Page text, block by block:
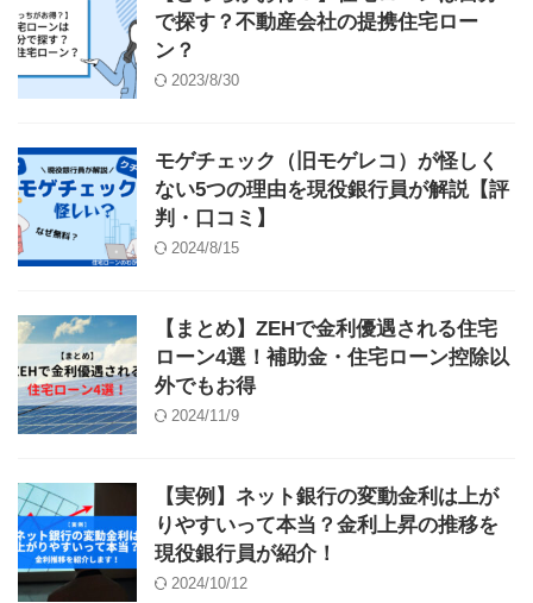
で探す？不動産会社の提携住宅ロー
ン？
2023/8/30
モゲチェック（旧モゲレコ）が怪しく
ない5つの理由を現役銀行員が解説【評
判・口コミ】
2024/8/15
【まとめ】ZEHで金利優遇される住宅
ローン4選！補助金・住宅ローン控除以
外でもお得
2024/11/9
【実例】ネット銀行の変動金利は上が
りやすいって本当？金利上昇の推移を
現役銀行員が紹介！
2024/10/12